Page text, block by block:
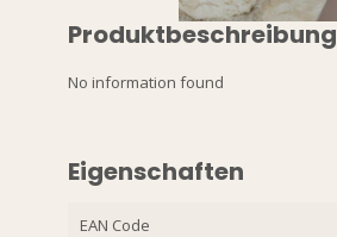
Produktbeschreibung
No information found
Eigenschaften
EAN Code